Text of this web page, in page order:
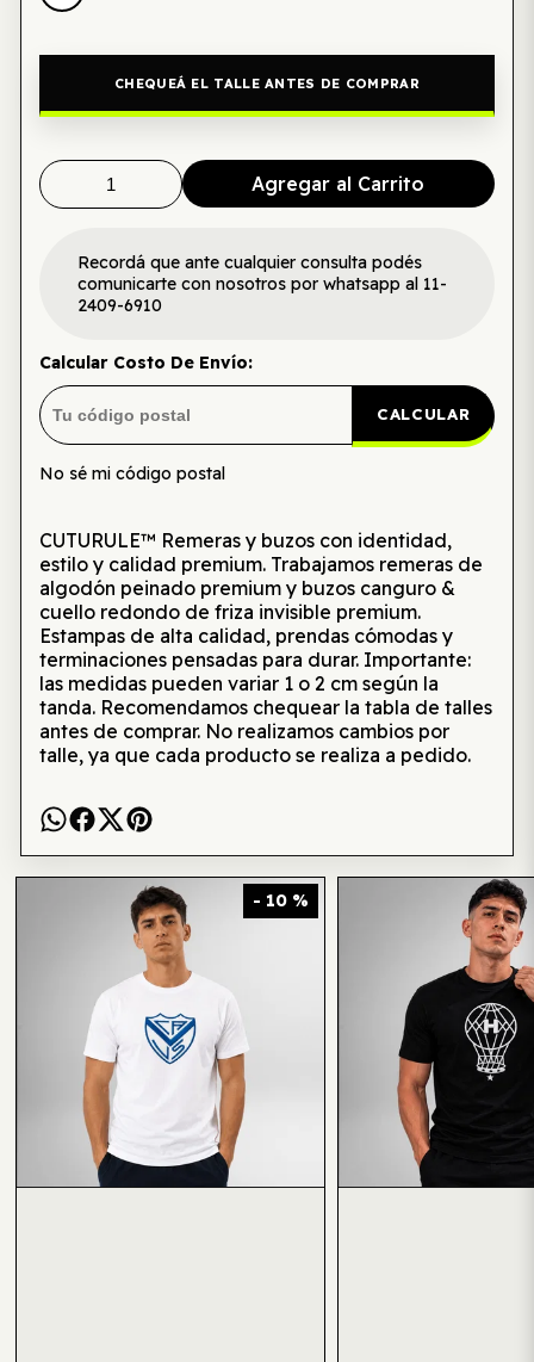
CHEQUEÁ EL TALLE ANTES DE COMPRAR
Agregar al Carrito
Recordá que ante cualquier consulta podés
comunicarte con nosotros por whatsapp al 11-
2409-6910
Calcular Costo De Envío:
CALCULAR
No sé mi código postal
CUTURULE™ Remeras y buzos con identidad,
estilo y calidad premium. Trabajamos remeras de
algodón peinado premium y buzos canguro &
cuello redondo de friza invisible premium.
Estampas de alta calidad, prendas cómodas y
terminaciones pensadas para durar. Importante:
las medidas pueden variar 1 o 2 cm según la
tanda. Recomendamos chequear la tabla de talles
antes de comprar. No realizamos cambios por
talle, ya que cada producto se realiza a pedido.
Te puede interesar también
- 10 %